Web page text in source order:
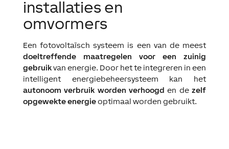
installaties en
omvormers
Een fotovoltaïsch systeem is een van de meest
doeltreffende maatregelen voor een zuinig
gebruikvan energie. Door het te integreren in een
intelligent energiebeheersysteem kan het
autonoom verbruik worden verhoogd en dezelf
opgewekte energieoptimaal worden gebruikt.